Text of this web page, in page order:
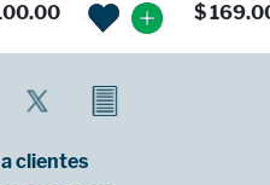
$
clientes